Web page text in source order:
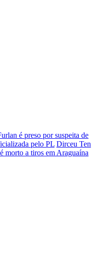
é preso por suspeita de
pelo PL Dirceu Ten
morto a tiros em Araguaína